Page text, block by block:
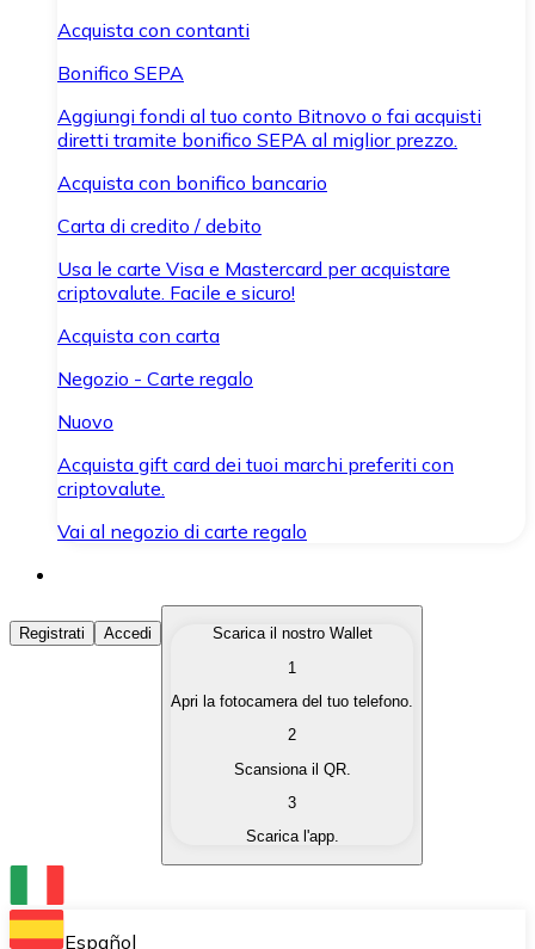
Acquista con contanti
Bonifico SEPA
Aggiungi fondi al tuo conto Bitnovo o fai acquisti
diretti tramite bonifico SEPA al miglior prezzo.
Acquista con bonifico bancario
Carta di credito / debito
Usa le carte Visa e Mastercard per acquistare
criptovalute. Facile e sicuro!
Acquista con carta
Negozio - Carte regalo
Nuovo
Acquista gift card dei tuoi marchi preferiti con
criptovalute.
Vai al negozio di carte regalo
Acquista Criptovalute
Acquista le criptovalute che ti interessano in modo
Converti le tue criptovalute in valuta fiat quando ne
Scambia una criptovaluta con un'altra
Conserva le tue cripto in un Wallet self-custodial.
Registrati Accedi
Scarica il nostro Wallet
1
Apri la fotocamera del tuo telefono.
2
Scansiona il QR.
3
Scarica l'app.
Español